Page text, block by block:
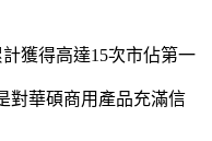
獲得高達15次市佔第一
對華碩商用產品充滿信